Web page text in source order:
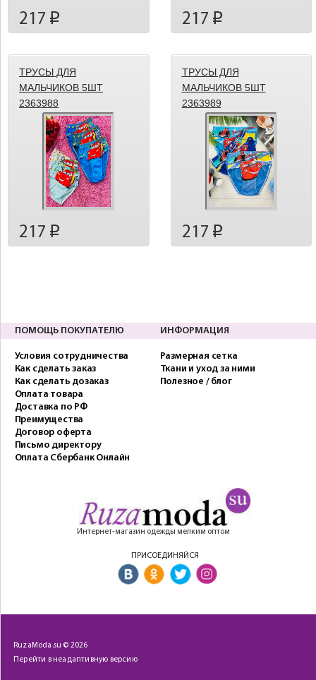
217 p 217 p
ТРУСЫ ДЛЯ
МАЛЬЧИКОВ 5ШТ
2363988
217 p
ТРУСЫ ДЛЯ
МАЛЬЧИКОВ 5ШТ
2363989
217 p
ПОМОЩЬ ПОКУПАТЕЛЮ
Условия сотрудничества
Как сделать заказ
Как сделать дозаказ
Оплата товара
Доставка по РФ
Преимущества
Договор оферта
Письмо директору
Оплата Сбербанк Онлайн
ИНФОРМАЦИЯ
Размерная сетка
Ткани и уход за ними
Полезное / блог
Интернет-магазин одежды мелким оптом
ПРИСОЕДИНЯЙСЯ
RuzaModa.su © 2026
Перейти в неадаптивную версию